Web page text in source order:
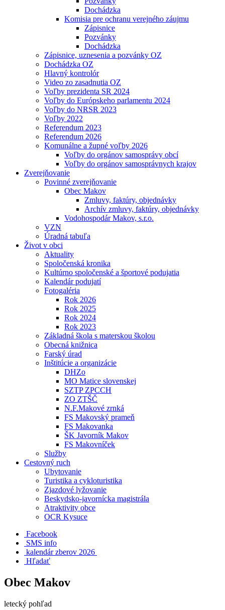
Dochádzka
Komisia pre ochranu verejného záujmu
Zápisnice
Pozvánky
Dochádzka
Zápisnice, uznesenia a pozvánky OZ
Dochádzka OZ
Hlavný kontrolór
Video zo zasadnutia OZ
Voľby prezidenta SR 2024
Voľby do Európskeho parlamentu 2024
Voľby do NRSR 2023
Voľby 2022
Referendum 2023
Referendum 2026
Komunálne a župné voľby 2026
Voľby do orgánov samosprávy obcí
Voľby do orgánov samosprávnych krajov
Zverejňovanie
Povinné zverejňovanie
Obec Makov
Zmluvy, faktúry, objednávky
Archív zmluvy, faktúry, objednávky
Vodohospodár Makov, s.r.o.
VZN
Úradná tabuľa
Život v obci
Aktuality
Spoločenská kronika
Kultúrno spoločenské a športové podujatia
Kalendár podujatí
Fotogaléria
Rok 2026
Rok 2025
Rok 2024
Rok 2023
Základná škola s materskou školou
Obecná knižnica
Farský úrad
Inštitúcie a organizácie
DHZo
MO Matice slovenskej
SZTP ZPCCH
ZO ZTŠČ
N.F.Makové zrnká
FS Makovský prameň
FS Makovanka
ŠK Javorník Makov
FS Makovníček
Služby
Cestovný ruch
Ubytovanie
Turistika a cykloturistika
Zjazdové lyžovanie
Beskydsko-javornícka magistrála
Atraktivity obce
OCR Kysuce
Facebook
SMS info
​ kalendár zberov 2026
Hľadať
Obec Makov
letecký pohľad